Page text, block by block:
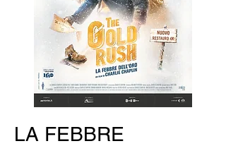
LA FEBBRE